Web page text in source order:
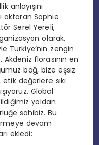
anlayışını
aktaran Sophie
Serel Yereli,
olarak,
Türkiye’nin zengin
florasının en
bağ, bize eşsiz
değerlere sıkı
Global
yoldan
sahibiz. Bu
devam
ekledi: